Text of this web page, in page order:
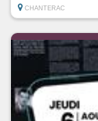
CHANTERAC